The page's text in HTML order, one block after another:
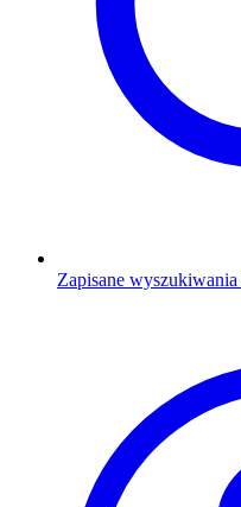
Zapisane wyszukiwania